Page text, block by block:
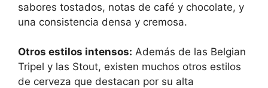
sabores tostados, notas de café y chocolate, y
una consistencia densa y cremosa.
Otros estilos intensos: Además de las Belgian
Tripel y las Stout, existen muchos otros estilos
de cerveza que destacan por su alta